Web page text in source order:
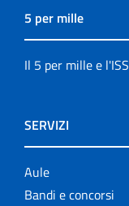
5 per mille
Il 5 per mille e l'ISS
SERVIZI
Aule
Bandi e concorsi